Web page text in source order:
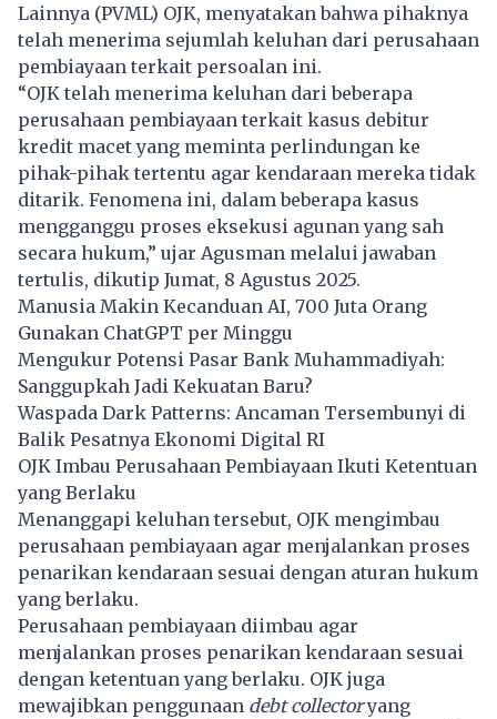
Lainnya (PVML) OJK, menyatakan bahwa pihaknya
telah menerima sejumlah keluhan dari perusahaan
pembiayaan terkait persoalan ini.
“OJK telah menerima keluhan dari beberapa
perusahaan pembiayaan terkait kasus debitur
kredit macet yang meminta perlindungan ke
pihak-pihak tertentu agar kendaraan mereka tidak
ditarik. Fenomena ini, dalam beberapa kasus
mengganggu proses eksekusi agunan yang sah
secara hukum,” ujar Agusman melalui jawaban
tertulis, dikutip Jumat, 8 Agustus 2025.
Manusia Makin Kecanduan AI, 700 Juta Orang
Gunakan ChatGPT per Minggu
Mengukur Potensi Pasar Bank Muhammadiyah:
Sanggupkah Jadi Kekuatan Baru?
Waspada Dark Patterns: Ancaman Tersembunyi di
Balik Pesatnya Ekonomi Digital RI
OJK Imbau Perusahaan Pembiayaan Ikuti Ketentuan
yang Berlaku
Menanggapi keluhan tersebut, OJK mengimbau
perusahaan pembiayaan agar menjalankan proses
penarikan kendaraan sesuai dengan aturan hukum
yang berlaku.
Perusahaan pembiayaan diimbau agar
menjalankan proses penarikan kendaraan sesuai
dengan ketentuan yang berlaku. OJK juga
mewajibkan penggunaan debt collectoryang